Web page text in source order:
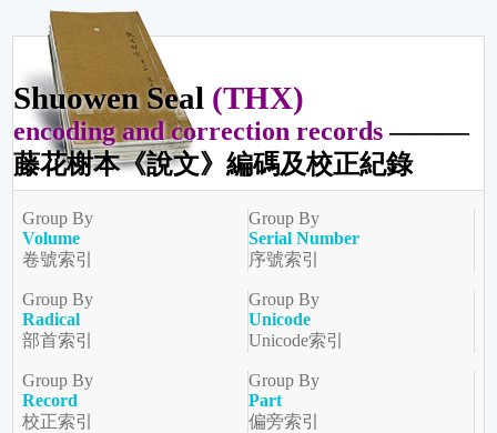
Shuowen Seal (THX)
encoding and correction records ———
藤花榭本《說文》編碼及校正紀錄
Group By
Volume
卷號索引
Group By
Serial Number
序號索引
Group By
Radical
部首索引
Group By
Unicode
Unicode索引
Group By
Record
校正索引
Group By
Part
偏旁索引